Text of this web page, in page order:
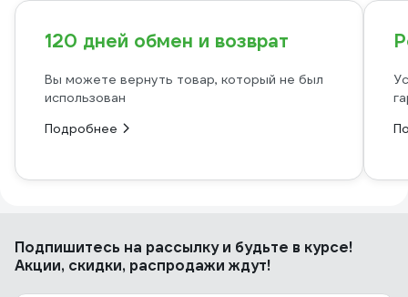
120 дней обмен и возврат
Вы можете вернуть товар, который не был
использован
Подробнее
Подпишитесь на рассылкуи будьте в курсе!
Акции, скидки, распродажи ждут!